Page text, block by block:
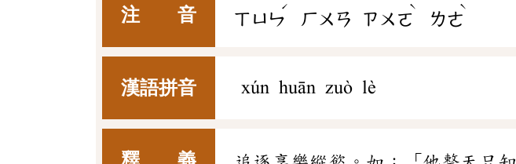
注 音 ㄒㄩㄣ
ˊ
ㄏㄨㄢ ㄗㄨㄛ
ˋ
ㄌㄜ
ˋ
漢語拼音 xún huān zuò lè